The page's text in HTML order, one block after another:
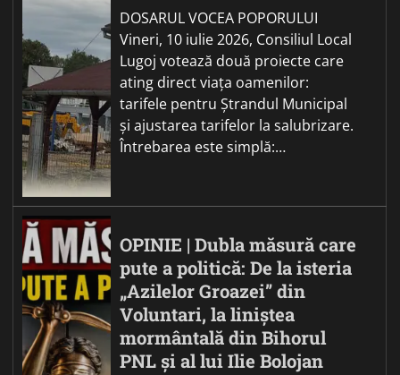
DOSARUL VOCEA POPORULUI
Vineri, 10 iulie 2026, Consiliul Local
Lugoj votează două proiecte care
ating direct viața oamenilor:
tarifele pentru Ștrandul Municipal
și ajustarea tarifelor la salubrizare.
Întrebarea este simplă:…
OPINIE | Dubla măsură care
pute a politică: De la isteria
„Azilelor Groazei” din
Voluntari, la liniștea
mormântală din Bihorul
PNL și al lui Ilie Bolojan